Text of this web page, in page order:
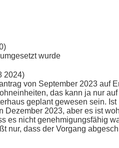
wurde
2024)
von September 2023 auf
das kann ja nur
geplant gewesen sein. Ist
Dezember 2023, aber es ist
es nicht genehmigungsfähig
nur, dass der Vorgang